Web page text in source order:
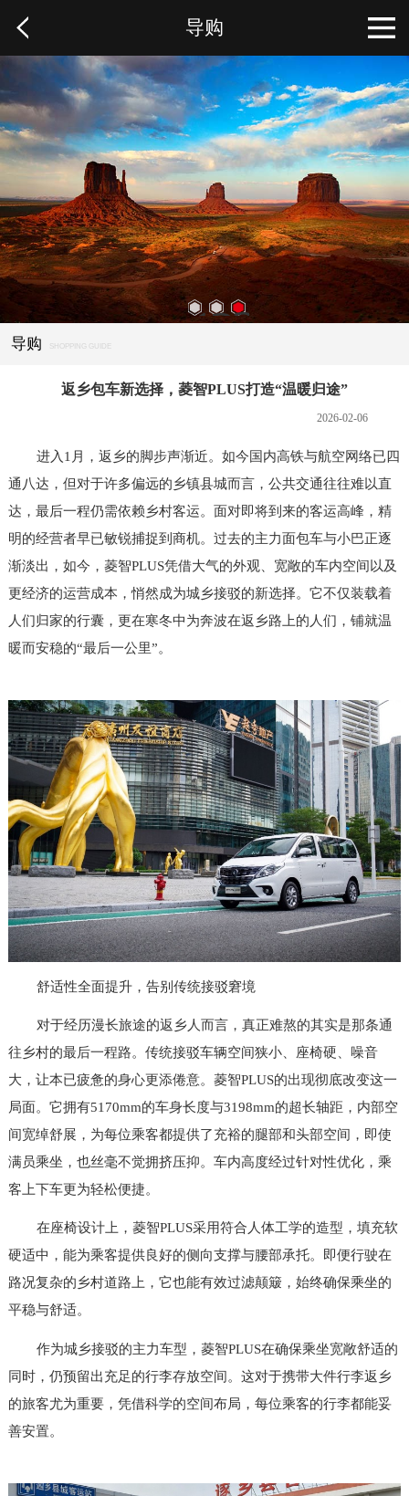
导购
123
导购 SHOPPING GUIDE
返乡包车新选择，菱智PLUS打造“温暖归途”
2026-02-06
进入1月，返乡的脚步声渐近。如今国内高铁与航空网络已四
通八达，但对于许多偏远的乡镇县城而言，公共交通往往难以直
达，最后一程仍需依赖乡村客运。面对即将到来的客运高峰，精
明的经营者早已敏锐捕捉到商机。过去的主力面包车与小巴正逐
渐淡出，如今，菱智PLUS凭借大气的外观、宽敞的车内空间以及
更经济的运营成本，悄然成为城乡接驳的新选择。它不仅装载着
人们归家的行囊，更在寒冬中为奔波在返乡路上的人们，铺就温
暖而安稳的“最后一公里”。
舒适性全面提升，告别传统接驳窘境
对于经历漫长旅途的返乡人而言，真正难熬的其实是那条通
往乡村的最后一程路。传统接驳车辆空间狭小、座椅硬、噪音
大，让本已疲惫的身心更添倦意。菱智PLUS的出现彻底改变这一
局面。它拥有5170mm的车身长度与3198mm的超长轴距，内部空
间宽绰舒展，为每位乘客都提供了充裕的腿部和头部空间，即使
满员乘坐，也丝毫不觉拥挤压抑。车内高度经过针对性优化，乘
客上下车更为轻松便捷。
在座椅设计上，菱智PLUS采用符合人体工学的造型，填充软
硬适中，能为乘客提供良好的侧向支撑与腰部承托。即便行驶在
路况复杂的乡村道路上，它也能有效过滤颠簸，始终确保乘坐的
平稳与舒适。
作为城乡接驳的主力车型，菱智PLUS在确保乘坐宽敞舒适的
同时，仍预留出充足的行李存放空间。这对于携带大件行李返乡
的旅客尤为重要，凭借科学的空间布局，每位乘客的行李都能妥
善安置。